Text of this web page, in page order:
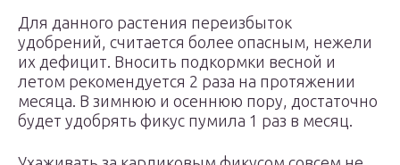
Для данного растения переизбыток
удобрений, считается более опасным, нежели
их дефицит. Вносить подкормки весной и
летом рекомендуется 2 раза на протяжении
месяца. В зимнюю и осеннюю пору, достаточно
будет удобрять фикус пумила 1 раз в месяц.